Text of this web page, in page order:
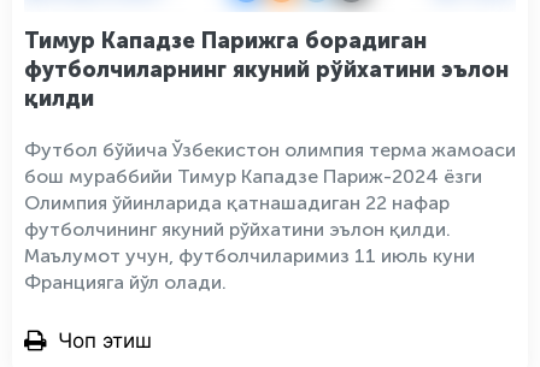
Тимур Кападзе Парижга борадиган
футболчиларнинг якуний рўйхатини эълон
қилди
Футбол бўйича Ўзбекистон олимпия терма жамоаси
бош мураббийи Тимур Кападзе Париж-2024 ёзги
Олимпия ўйинларида қатнашадиган 22 нафар
футболчининг якуний рўйхатини эълон қилди.
Маълумот учун, футболчиларимиз 11 июль куни
Францияга йўл олади.
Чоп этиш